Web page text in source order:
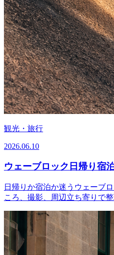
観光・旅行
2026.06.10
ウェーブロック日帰り宿
日帰りか宿泊か迷うウェーブ
ころ、撮影、周辺立ち寄りで整